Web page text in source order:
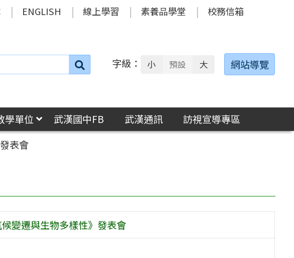
ENGLISH 線上學習 素養品學堂 校務信箱
搜
字級： 小 預設 大 網站導覽
學單位 武漢國中FB 武漢通訊
訪視宣導專區
表會
變遷與生物多樣性》發表會